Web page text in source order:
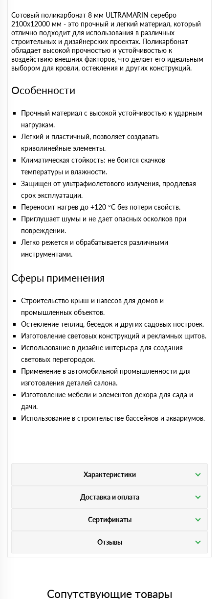
Сотовый поликарбонат 8 мм ULTRAMARIN серебро
2100х12000 мм - это прочный и легкий материал, который
отлично подходит для использования в различных
строительных и дизайнерских проектах. Поликарбонат
обладает высокой прочностью и устойчивостью к
воздействию внешних факторов, что делает его идеальным
выбором для кровли, остекления и других конструкций.
Особенности
Прочный материал с высокой устойчивостью к ударным
нагрузкам.
Легкий и пластичный, позволяет создавать
криволинейные элементы.
Климатическая стойкость: не боится скачков
температуры и влажности.
Защищен от ультрафиолетового излучения, продлевая
срок эксплуатации.
Переносит нагрев до +120 °С без потери свойств.
Приглушает шумы и не дает опасных осколков при
повреждении.
Легко режется и обрабатывается различными
инструментами.
Сферы применения
Строительство крыш и навесов для домов и
промышленных объектов.
Остекление теплиц, беседок и других садовых построек.
Изготовление световых конструкций и рекламных щитов.
Использование в дизайне интерьера для создания
световых перегородок.
Применение в автомобильной промышленности для
изготовления деталей салона.
Изготовление мебели и элементов декора для сада и
дачи.
Использование в строительстве бассейнов и аквариумов.
Характеристики
Доставка и оплата
Сертификаты
Отзывы
Сопутствующие товары